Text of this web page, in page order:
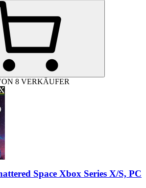
8 VERKÄUFER
Space Xbox Series X/S, PC